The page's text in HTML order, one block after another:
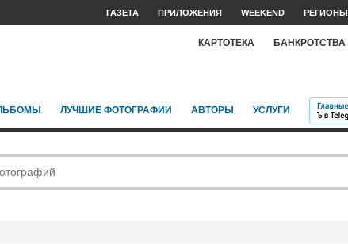
ГАЗЕТА ПРИЛОЖЕНИЯ WEEKEND РЕГИОНЫ
КАРТОТЕКА БАНКРОТСТВА
ЛУЧШИЕ ФОТОГРАФИИ АВТОРЫ УСЛУГИ